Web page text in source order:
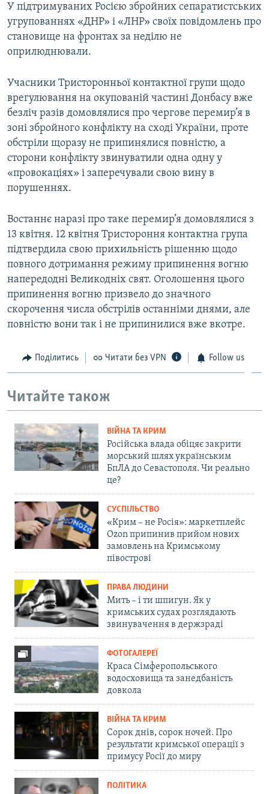
У підтримуваних Росією збройних сепаратистських
угрупованнях «ДНР» і «ЛНР» своїх повідомлень про
становище на фронтах за неділю не
оприлюднювали.
Учасники Тристоронньої контактної групи щодо
врегулювання на окупованій частині Донбасу вже
безліч разів домовлялися про чергове перемир’я в
зоні збройного конфлікту на сході України, проте
обстріли щоразу не припинялися повністю, а
сторони конфлікту звинуватили одна одну у
«провокаціях» і заперечували свою вину в
порушеннях.
Востаннє наразі про таке перемир’я домовлялися з
13 квітня. 12 квітня Тристороння контактна група
підтвердила свою прихильність рішенню щодо
повного дотримання режиму припинення вогню
напередодні Великодніх свят. Оголошення цього
припинення вогню призвело до значного
скорочення числа обстрілів останніми днями, але
повністю вони так і не припинилися вже вкотре.
Поділитись Читати без VPN Follow us
Читайте також
ВІЙНА ТА КРИМ
Російська влада обіцяє закрити
морський шлях українським
БпЛА до Севастополя. Чи реально
це?
СУСПІЛЬСТВО
«Крим – не Росія»: маркетплейс
Ozon припинив прийом нових
замовлень на Кримському
півострові
ПРАВА ЛЮДИНИ
Мить – і ти шпигун. Як у
кримських судах розглядають
звинувачення в держзраді
ФОТОГАЛЕРЕЇ
Краса Сімферопольського
водосховища та занедбаність
довкола
ВІЙНА ТА КРИМ
Сорок днів, сорок ночей. Про
результати кримської операції з
примусу Росії до миру
ПОЛІТИКА